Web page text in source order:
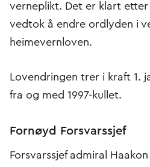
verneplikt. Det er klart
vedtok å endre ordlyden i
heimevernloven.
Lovendringen trer i kraft 1.
fra og med 1997-kullet.
Fornøyd Forsvarssjef
Forsvarssjef admiral